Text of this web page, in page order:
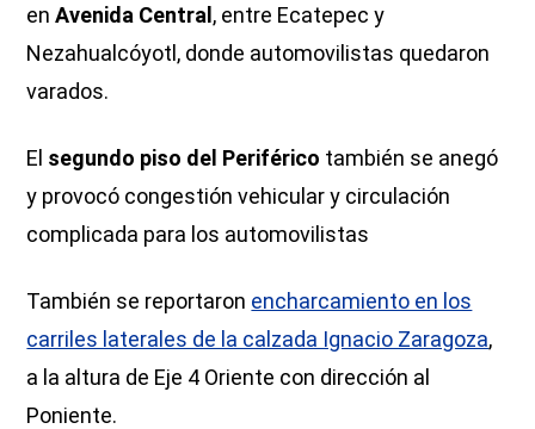
enAvenida Central, entre Ecatepec y
Nezahualcóyotl, donde automovilistas quedaron
varados.
El segundo piso del Periférico también se anegó
y provocó congestión vehicular y circulación
complicada para los automovilistas
También se reportaron encharcamiento en los
carriles laterales de la calzada Ignacio Zaragoza,
a la altura de Eje 4 Oriente con dirección al
Poniente.